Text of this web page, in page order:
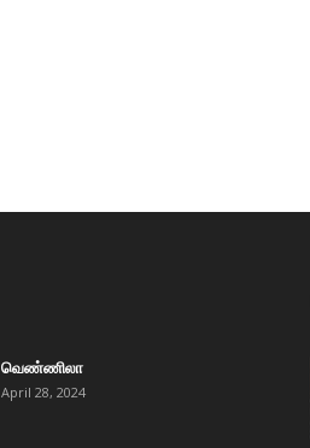
வெண்ணிலா
April 28, 2024